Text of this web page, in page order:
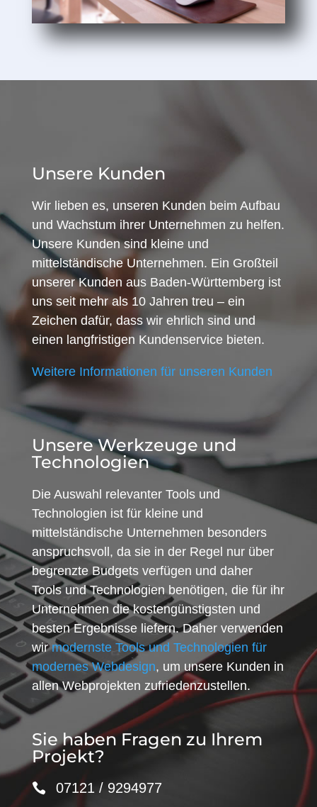
Unsere Kunden
Wir lieben es, unseren Kunden beim Aufbau
und Wachstum ihrer Unternehmen zu helfen.
Unsere Kunden sind kleine und
mittelständische Unternehmen. Ein Großteil
unserer Kunden aus Baden-Württemberg ist
uns seit mehr als 10 Jahren treu – ein
Zeichen dafür, dass wir ehrlich sind und
einen langfristigen Kundenservice bieten.
Weitere Informationen für unseren Kunden
Unsere Werkzeuge und
Technologien
Die Auswahl relevanter Tools und
Technologien ist für kleine und
mittelständische Unternehmen besonders
anspruchsvoll, da sie in der Regel nur über
begrenzte Budgets verfügen und daher
Tools und Technologien benötigen, die für ihr
Unternehmen die kostengünstigsten und
besten Ergebnisse liefern. Daher verwenden
wirmodernste Tools und Technologien für
modernes Webdesign, um unsere Kunden in
allen Webprojekten zufriedenzustellen.
Sie haben Fragen zu Ihrem
Projekt?
07121 / 9294977